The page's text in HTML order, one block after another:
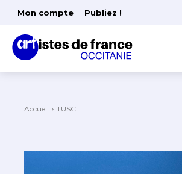
Mon compte Publiez !
Accueil TUSCI